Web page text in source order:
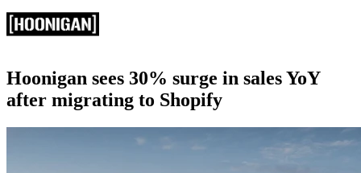
Hoonigan sees 30% surge in sales YoY
after migrating to Shopify